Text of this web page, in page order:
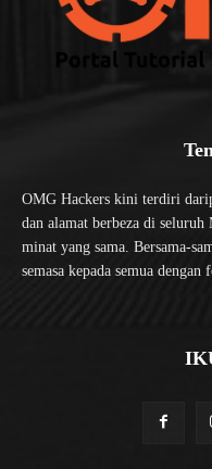
OMG Hackers kini terdiri
dan alamat berbeza di
minat yang sama. Bersama-
semasa kepada semua